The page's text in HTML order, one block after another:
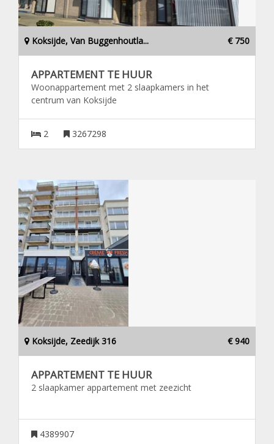
Koksijde, Van Buggenhoutla... € 750
APPARTEMENT TE HUUR
Woonappartement met 2 slaapkamers in het
centrum van Koksijde
2 3267298
Koksijde, Zeedijk 316 € 940
APPARTEMENT TE HUUR
2 slaapkamer appartement met zeezicht
4389907